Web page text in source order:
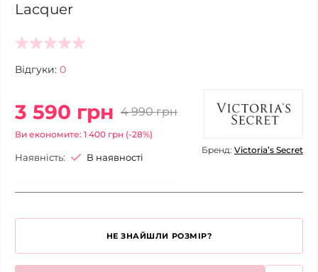
Lacquer
Відгуки: 0
3 590 грн 4 990 грн
Ви економите: 1 400 грн (-28%)
Наявність: В наявності
Бренд: Victoria’s Secret
НЕ ЗНАЙШЛИ РОЗМІР?